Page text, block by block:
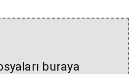
buraya